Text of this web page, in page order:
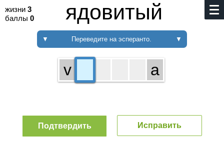
жизни 3
баллы 0 ядовитый
▼ Переведите на эсперанто. ▼